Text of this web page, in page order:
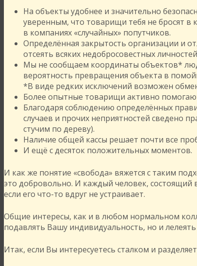
На объекты удобнее и значительно
уверенным, что товарищи тебя не бросят в
в компаниях «случайных» попутчиков.
Определённая закрытость организации и
отсеять всяких недобросовестных
Мы не сообщаем координаты объектов*
вероятность превращения объекта в
*В виде редких исключений возможен
Более опытные товарищи активно
Благодаря соблюдению определённых
случаев и прочих неприятностей сведено
стучим по дереву).
Наличие общей кассы решает почти все
И ещё с десяток положительных моментов.
И как же понятие «свобода» вяжется с таким
это добровольно. И каждый человек,
если его что-то вдруг не устраивает.
Общие интересы, как и в любом нормальном
подавлять Вашу индивидуальность, но и
Итак, если Вы интересуетесь сталком и